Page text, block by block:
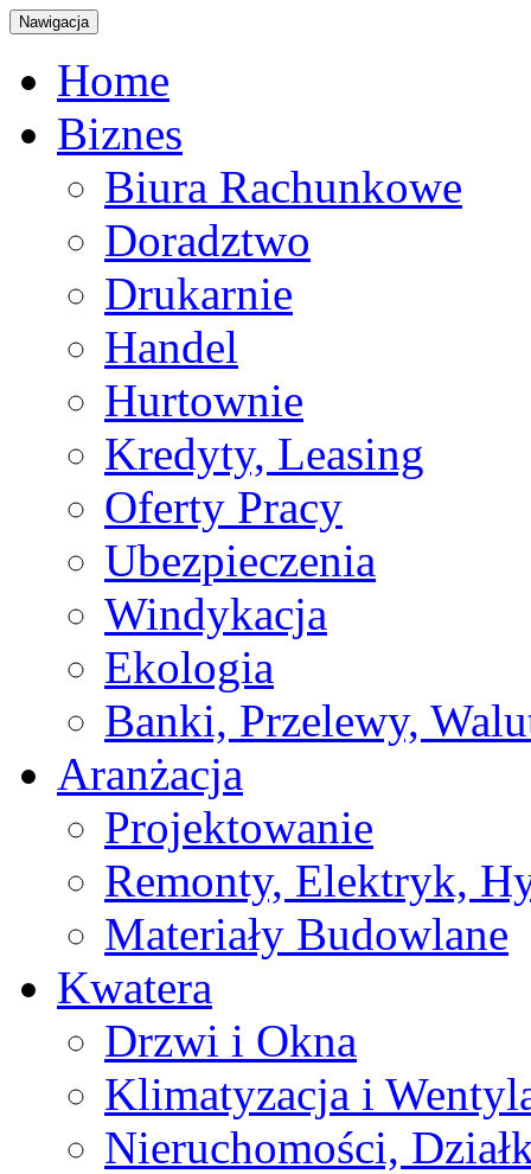
Nawigacja
Home
Biznes
Biura Rachunkowe
Doradztwo
Drukarnie
Handel
Hurtownie
Kredyty, Leasing
Oferty Pracy
Ubezpieczenia
Windykacja
Ekologia
Banki, Przelewy,
Aranżacja
Projektowanie
Remonty, Elektryk,
Materiały Budowlane
Kwatera
Drzwi i Okna
Klimatyzacja i
Nieruchomości,